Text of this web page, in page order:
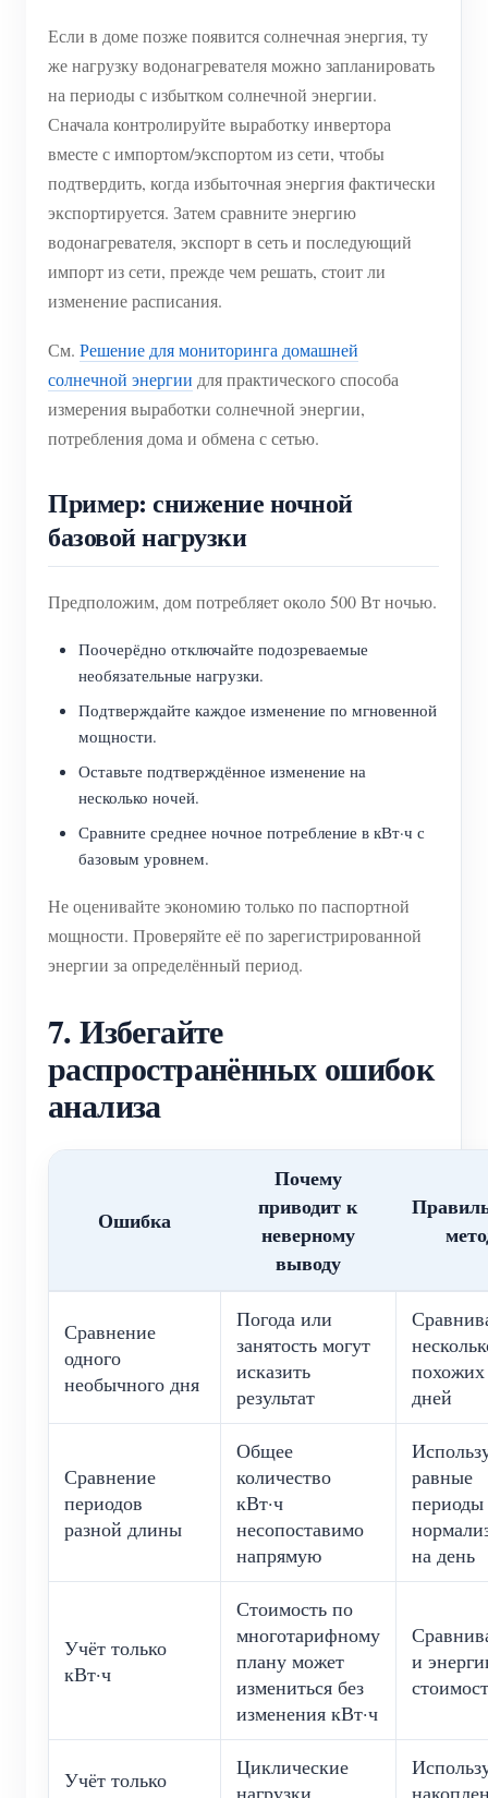
Если в доме позже появится солнечная энергия, ту
же нагрузку водонагревателя можно запланировать
на периоды с избытком солнечной энергии.
Сначала контролируйте выработку инвертора
вместе с импортом/экспортом из сети, чтобы
подтвердить, когда избыточная энергия фактически
экспортируется. Затем сравните энергию
водонагревателя, экспорт в сеть и последующий
импорт из сети, прежде чем решать, стоит ли
изменение расписания.
См. Решение для мониторинга домашней
солнечной энергии для практического способа
измерения выработки солнечной энергии,
потребления дома и обмена с сетью.
Пример: снижение ночной
базовой нагрузки
Предположим, дом потребляет около 500 Вт ночью.
Поочерёдно отключайте подозреваемые
необязательные нагрузки.
Подтверждайте каждое изменение по мгновенной
мощности.
Оставьте подтверждённое изменение на
несколько ночей.
Сравните среднее ночное потребление в кВт·ч с
базовым уровнем.
Не оценивайте экономию только по паспортной
мощности. Проверяйте её по зарегистрированной
энергии за определённый период.
7. Избегайте
распространённых ошибок
анализа
Ошибка
Почему
приводит к
неверному
выводу
Сравнение
одного
необычного дня
Погода или
занятость могут
исказить
результат
похожих
дней
Сравнение
периодов
разной длины
Общее
количество
кВт·ч
несопоставимо
напрямую
равные
на день
Учёт только
кВт·ч
Стоимость по
многотарифному
плану может
измениться без
изменения кВт·ч
и
Учёт только
Циклические
нагрузки